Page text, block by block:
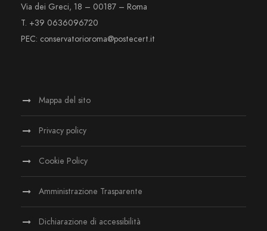
Via dei Greci, 18 – 00187 – Roma
T. +39 0636096720
PEC: conservatorioroma@postecert.it
Mappa del sito
Privacy policy
Cookie Policy
Amministrazione Trasparente
Dichiarazione di accessibilità